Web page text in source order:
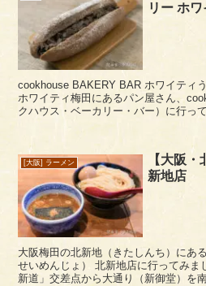
リー ホ
cookhouse BAKERY BAR ホワイティうめだ店 大阪梅田
ホワイティ梅田にあるパン屋さん、
クハウス・ベーカリー・バー）に行っ
[大阪] ラーメン
【大阪
新地店
大阪梅田の北新地（きたしんち）にあ
せいめんじょ） 北新地店に行ってみま
新道」交差点から大通り（新御堂）を